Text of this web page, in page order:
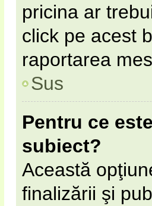
pricina ar
click pe acest
raportarea
Sus
Pentru ce
subiect?
Această
finalizării şi